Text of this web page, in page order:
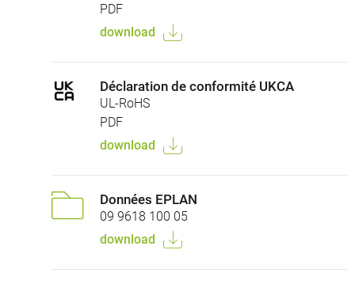
PDF
download
Déclaration de conformité UKCA
UL-RoHS
PDF
download
Données EPLAN
09 9618 100 05
download